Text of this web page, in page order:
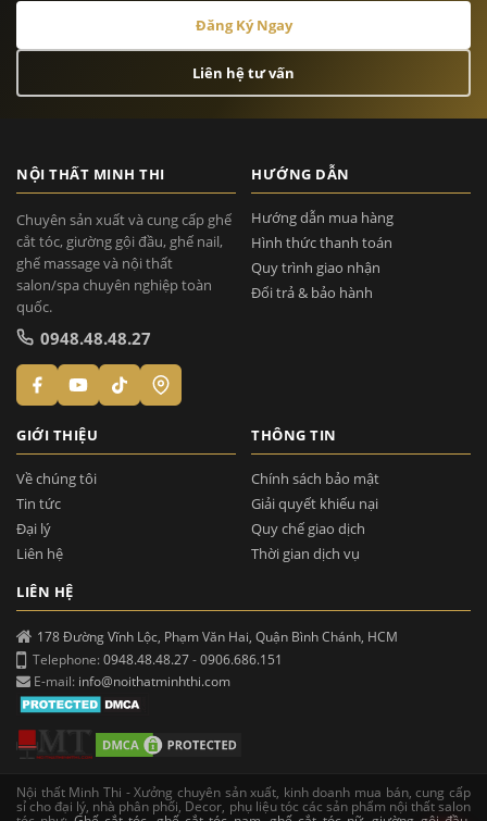
Đăng Ký Ngay
Liên hệ tư vấn
NỘI THẤT MINH THI
Chuyên sản xuất và cung cấp ghế
cắt tóc, giường gội đầu, ghế nail,
ghế massage và nội thất
salon/spa chuyên nghiệp toàn
quốc.
0948.48.48.27
GIỚI THIỆU
Về chúng tôi
Tin tức
Đại lý
Liên hệ
HƯỚNG DẪN
Hướng dẫn mua hàng
Hình thức thanh toán
Quy trình giao nhận
Đổi trả & bảo hành
THÔNG TIN
Chính sách bảo mật
Giải quyết khiếu nại
Quy chế giao dịch
Thời gian dịch vụ
LIÊN HỆ
178 Đường Vĩnh Lộc, Phạm Văn Hai, Quận Bình Chánh, HCM
Telephone: 0948.48.48.27-0906.686.151
E-mail: info@noithatminhthi.com
Nội thất Minh Thi - Xưởng chuyên sản xuất, kinh doanh mua bán, cung cấp
sỉ cho đại lý, nhà phân phối, Decor, phụ liệu tóc các sản phẩm nội thất salon